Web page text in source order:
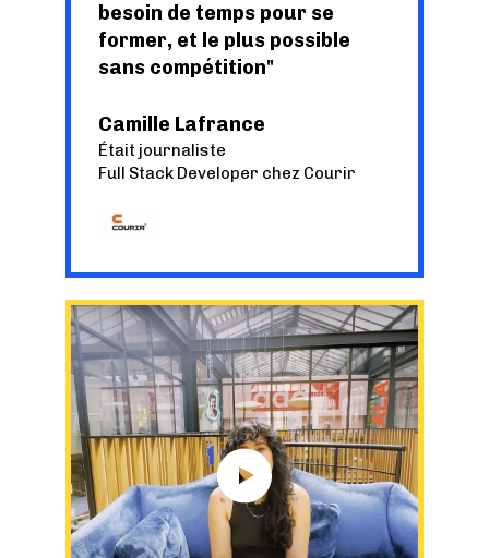
besoin de temps pour se
former, et le plus possible
sans compétition
Camille Lafrance
Était journaliste
Full Stack Developer chez Courir